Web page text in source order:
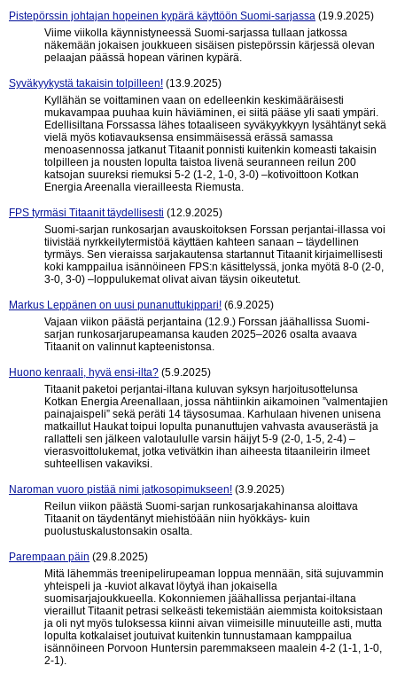
Pistepörssin johtajan hopeinen kypärä käyttöön Suomi-sarjassa (19.9.2025)
Viime viikolla käynnistyneessä Suomi-sarjassa tullaan jatkossa
näkemään jokaisen joukkueen sisäisen pistepörssin kärjessä olevan
pelaajan päässä hopean värinen kypärä.
Syväkyykystä takaisin tolpilleen! (13.9.2025)
Kyllähän se voittaminen vaan on edelleenkin keskimääräisesti
mukavampaa puuhaa kuin häviäminen, ei siitä pääse yli saati ympäri.
Edellisiltana Forssassa lähes totaaliseen syväkyykkyyn lysähtänyt sekä
vielä myös kotiavauksensa ensimmäisessä erässä samassa
menoasennossa jatkanut Titaanit ponnisti kuitenkin komeasti takaisin
tolpilleen ja nousten lopulta taistoa livenä seuranneen reilun 200
katsojan suureksi riemuksi 5-2 (1-2, 1-0, 3-0) –kotivoittoon Kotkan
Energia Areenalla vierailleesta Riemusta.
FPS tyrmäsi Titaanit täydellisesti (12.9.2025)
Suomi-sarjan runkosarjan avauskoitoksen Forssan perjantai-illassa voi
tiivistää nyrkkeilytermistöä käyttäen kahteen sanaan – täydellinen
tyrmäys. Sen vieraissa sarjakautensa startannut Titaanit kirjaimellisesti
koki kamppailua isännöineen FPS:n käsittelyssä, jonka myötä 8-0 (2-0,
3-0, 3-0) –loppulukemat olivat aivan täysin oikeutetut.
Markus Leppänen on uusi punanuttukippari! (6.9.2025)
Vajaan viikon päästä perjantaina (12.9.) Forssan jäähallissa Suomi-
sarjan runkosarjarupeamansa kauden 2025–2026 osalta avaava
Titaanit on valinnut kapteenistonsa.
Huono kenraali, hyvä ensi-ilta? (5.9.2025)
Titaanit paketoi perjantai-iltana kuluvan syksyn harjoitusottelunsa
Kotkan Energia Areenallaan, jossa nähtiinkin aikamoinen ”valmentajien
painajaispeli” sekä peräti 14 täysosumaa. Karhulaan hivenen unisena
matkaillut Haukat toipui lopulta punanuttujen vahvasta avauserästä ja
rallatteli sen jälkeen valotaululle varsin häijyt 5-9 (2-0, 1-5, 2-4) –
vierasvoittolukemat, jotka vetivätkin ihan aiheesta titaanileirin ilmeet
suhteellisen vakaviksi.
Naroman vuoro pistää nimi jatkosopimukseen! (3.9.2025)
Reilun viikon päästä Suomi-sarjan runkosarjakahinansa aloittava
Titaanit on täydentänyt miehistöään niin hyökkäys- kuin
puolustuskalustonsakin osalta.
Parempaan päin (29.8.2025)
Mitä lähemmäs treenipelirupeaman loppua mennään, sitä sujuvammin
yhteispeli ja -kuviot alkavat löytyä ihan jokaisella
suomisarjajoukkueella. Kokonniemen jäähallissa perjantai-iltana
vieraillut Titaanit petrasi selkeästi tekemistään aiemmista koitoksistaan
ja oli nyt myös tuloksessa kiinni aivan viimeisille minuuteille asti, mutta
lopulta kotkalaiset joutuivat kuitenkin tunnustamaan kamppailua
isännöineen Porvoon Huntersin paremmakseen maalein 4-2 (1-1, 1-0,
2-1).